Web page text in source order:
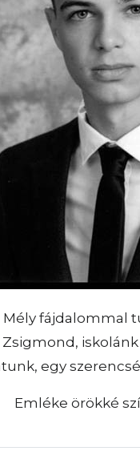
Mély fájdalommal
iskolánk
egy
Emléke örökké